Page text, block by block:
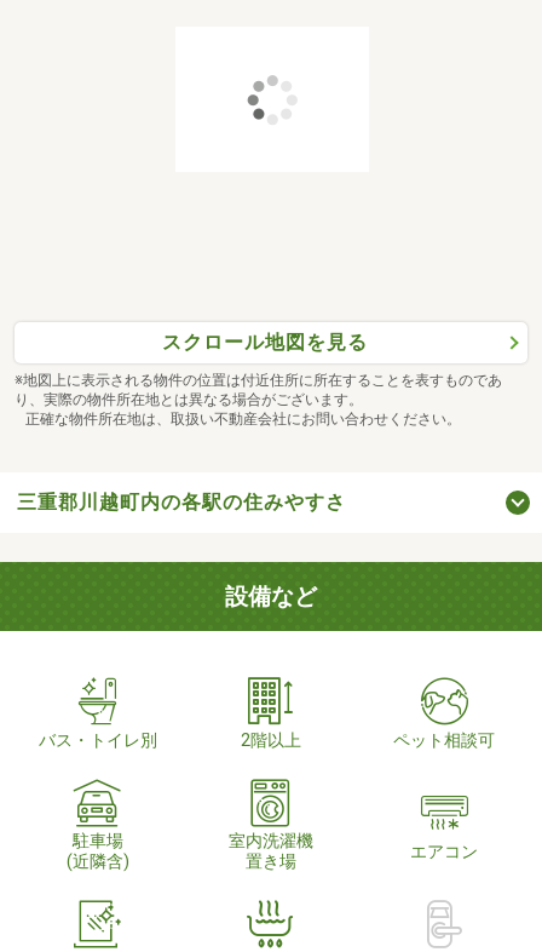
スクロール地図を見る
※地図上に表示される物件の位置は付近住所に所在することを表すものであ
り、実際の物件所在地とは異なる場合がございます。
正確な物件所在地は、取扱い不動産会社にお問い合わせください。
三重郡川越町内の各駅の住みやすさ
設備など
バス・トイレ別 2階以上 ペット相談可
駐車場
(近隣含)
室内洗濯機
置き場
エアコン